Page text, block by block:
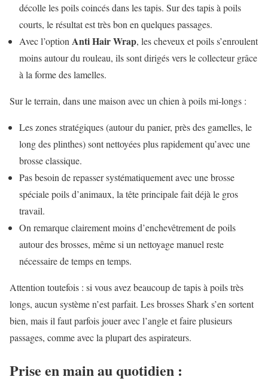
décolle les poils coincés dans les tapis. Sur des tapis à poils
courts, le résultat est très bon en quelques passages.
Avec l’option Anti Hair Wrap, les cheveux et poils s’enroulent
moins autour du rouleau, ils sont dirigés vers le collecteur grâce
à la forme des lamelles.
Sur le terrain, dans une maison avec un chien à poils mi-longs :
Les zones stratégiques (autour du panier, près des gamelles, le
long des plinthes) sont nettoyées plus rapidement qu’avec une
brosse classique.
Pas besoin de repasser systématiquement avec une brosse
spéciale poils d’animaux, la tête principale fait déjà le gros
travail.
On remarque clairement moins d’enchevêtrement de poils
autour des brosses, même si un nettoyage manuel reste
nécessaire de temps en temps.
Attention toutefois : si vous avez beaucoup de tapis à poils très
longs, aucun système n’est parfait. Les brosses Shark s’en sortent
bien, mais il faut parfois jouer avec l’angle et faire plusieurs
passages, comme avec la plupart des aspirateurs.
Prise en main au quotidien :